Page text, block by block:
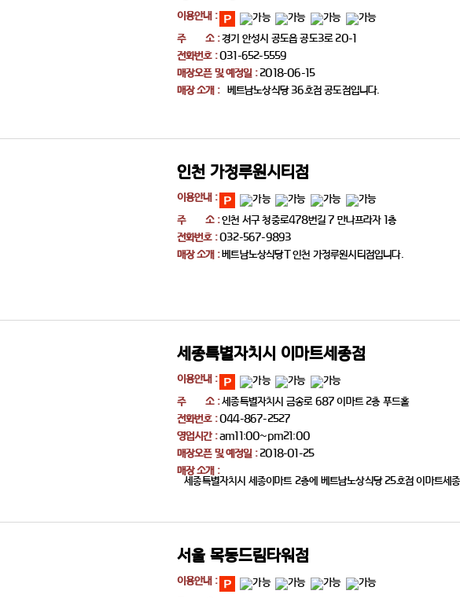
이용안내 :
주 소 :경기 안성시 공도읍 공도3로 20-1
전화번호 :031-652-5559
매장오픈 및 예정일 :2018-06-15
매장 소개 :베트남노상식당 36호점 공도점입니다.
인천 가정루원시티점
이용안내 :
주 소 :인천 서구 청중로478번길 7 만나프라자 1층
전화번호 :032-567-9893
매장 소개 :베트남노상식당T 인천 가정루원시티점입니다.
세종특별자치시 이마트세종점
이용안내 :
주 소 :세종특별자치시 금송로 687 이마트 2층 푸드홀
전화번호 :044-867-2527
영업시간 :am11:00~pm21:00
매장오픈 및 예정일 :2018-01-25
매장 소개 :
세종특별자치시 세종이마트 2층에 베트남노상식당 25호점 이마트세
서울 목동드림타워점
이용안내 :